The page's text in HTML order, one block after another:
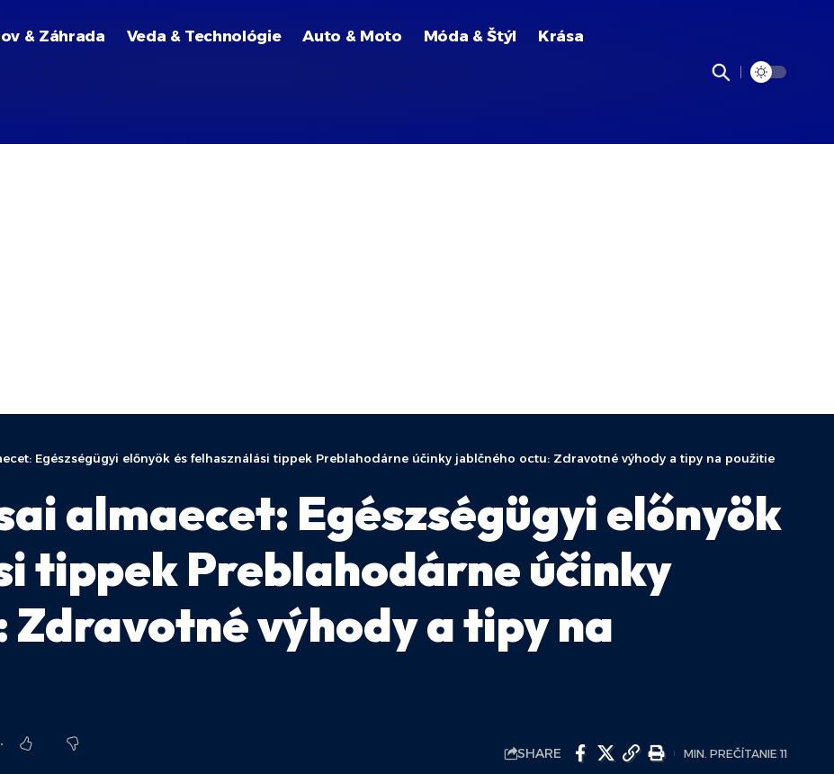
& Záhrada Veda & Technológie Auto & Moto Móda & Štýl Krása
Egészségügyi előnyök és felhasználási tippek Preblahodárne účinky jablčného octu: Zdravotné výhody a tipy na použitie
almaecet: Egészségügyi előnyök
tippek Preblahodárne účinky
Zdravotné výhody a tipy na
SHARE MIN. PREČÍTANIE 11